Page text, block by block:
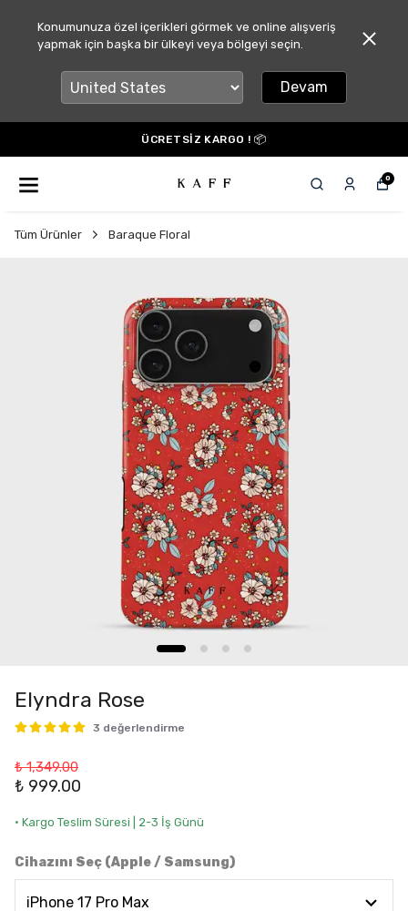
Konumunuza özel içerikleri görmek ve online alışveriş
yapmak için başka bir ülkeyi veya bölgeyi seçin.
Devam
ÜCRETSİZ KARGO ! 📦
0
Tüm Ürünler Baraque Floral
Elyndra Rose
3 değerlendirme
₺ 1,349.00
₺ 999.00
• Kargo Teslim Süresi | 2-3 İş Günü
Cihazını Seç (Apple / Samsung)